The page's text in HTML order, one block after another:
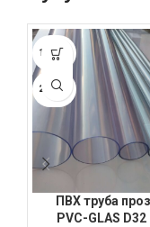
1.8 ММ
2.4 ММ
ПВХ труба
PVC-GLAS